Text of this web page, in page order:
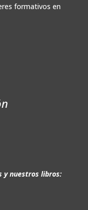
formativos en
y nuestros libros: